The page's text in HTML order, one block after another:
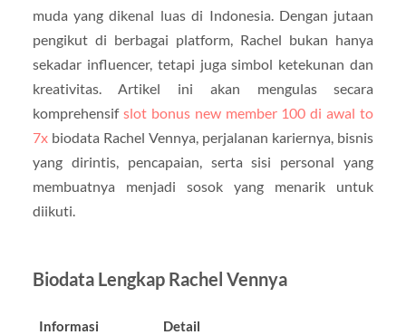
muda yang dikenal luas di Indonesia. Dengan jutaan
pengikut di berbagai platform, Rachel bukan hanya
sekadar influencer, tetapi juga simbol ketekunan dan
kreativitas. Artikel ini akan mengulas secara
komprehensif slot bonus new member 100 di awal to
7xbiodata Rachel Vennya, perjalanan kariernya, bisnis
yang dirintis, pencapaian, serta sisi personal yang
membuatnya menjadi sosok yang menarik untuk
diikuti.
Biodata Lengkap Rachel Vennya
Informasi
Detail